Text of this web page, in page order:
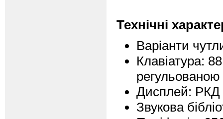
Технічні
Варіанти
Клавіатура:
Дисплей: РКД
Звукова